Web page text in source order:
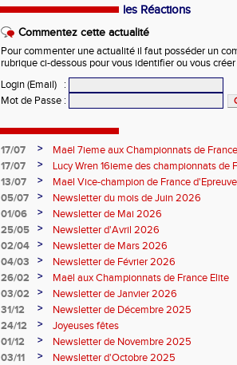
les Réactions
Commentez cette actualité
Pour commenter une actualité il faut posséder un
rubrique ci-dessous pour vous identifier ou vous
Login (Email)
:
Mot de Passe :
17/07 >
Maël 7ieme aux Championnats de
17/07
>
Lucy Wren 16ieme des championnats de
perche
13/07 >
Maël Vice-champion de France
05/07
>
Newsletter du mois de Juin 2026
01/06
>
Newsletter de Mai 2026
25/05
>
Newsletter d'Avril 2026
02/04
>
Newsletter de Mars 2026
04/03
>
Newsletter de Février 2026
26/02
>
Maël aux Championnats de France Elite
03/02
>
Newsletter de Janvier 2026
31/12
>
Newsletter de Décembre 2025
24/12
>
Joyeuses fêtes
01/12
>
Newsletter de Novembre 2025
03/11
>
Newsletter d'Octobre 2025